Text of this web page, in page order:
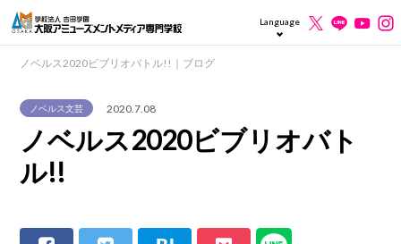
Language
ノベルス2020ビブリオバトル!!｜ブログ
ノベルス文芸 2020.7.08
ノベルス2020ビブリオバト
ル!!